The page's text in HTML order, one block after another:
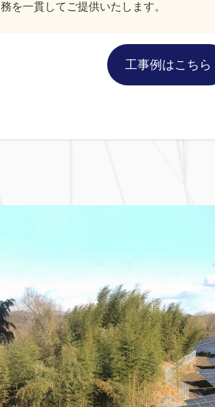
務を一貫してご提供いたします。
工事例はこちら